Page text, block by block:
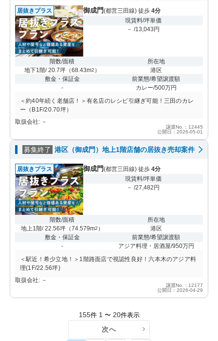
居抜きプラス 御成門(都営三田線) 徒歩 4分
現賃料/坪単価
－ /13,043円
階数/面積
地下1階/ 20.7坪（68.43m2 ）
所在地
港区
敷金・保証金
-
前業態/希望譲渡額
カレー/500万円
＜約40年続く老舗店！＞有名店のレシピ引継ぎ可能！三田のカレ
ー（B1F/20.70坪）
取扱会社: －
譲渡No.：12445
公開日：2026-05-01
募集終了 港区（御成門）地上1階店舗の居抜き売却案件
居抜きプラス 御成門(都営三田線) 徒歩 4分
現賃料/坪単価
－ /27,482円
階数/面積
地上1階/ 22.56坪（74.579m2 ）
所在地
港区
敷金・保証金
-
前業態/希望譲渡額
アジア料理・居酒屋/950万円
＜駅近！希少立地！＞1階路面店で視認性良好！六本木のアジア料
理(1F/22.56坪)
取扱会社: －
譲渡No.：12177
公開日：2026-04-29
155件 1 〜 20件表示
次へ